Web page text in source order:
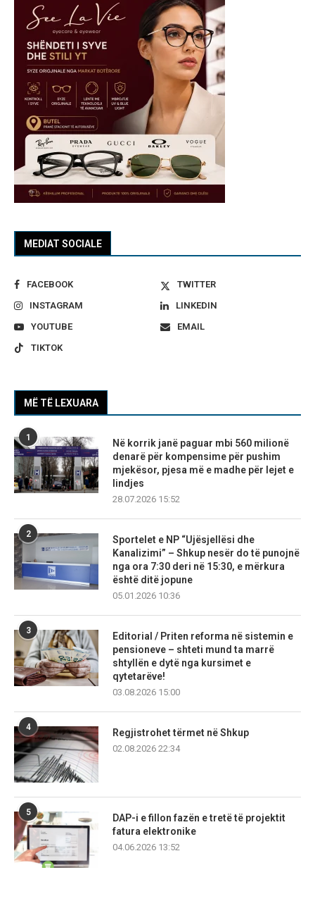
MEDIAT SOCIALE
FACEBOOK
TWITTER
INSTAGRAM
LINKEDIN
YOUTUBE
EMAIL
TIKTOK
MË TË LEXUARA
1
Në korrik janë paguar mbi 560 milionë
denarë për kompensime për pushim
mjekësor, pjesa më e madhe për lejet e
lindjes
28.07.2026 15:52
2
Sportelet e NP “Ujësjellësi dhe
Kanalizimi” – Shkup nesër do të punojnë
nga ora 7:30 deri në 15:30, e mërkura
është ditë jopune
05.01.2026 10:36
3
Editorial / Priten reforma në sistemin e
pensioneve – shteti mund ta marrë
shtyllën e dytë nga kursimet e
qytetarëve!
03.08.2026 15:00
4
Regjistrohet tërmet në Shkup
02.08.2026 22:34
5
DAP-i e fillon fazën e tretë të projektit
fatura elektronike
04.06.2026 13:52